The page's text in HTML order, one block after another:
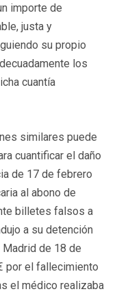
importe de
justa y
su propio
los
cuantía
similares puede
cuantificar el daño
de 17 de febrero
al abono de
billetes falsos a
a su detención
de 18 de
por el fallecimiento
el médico realizaba